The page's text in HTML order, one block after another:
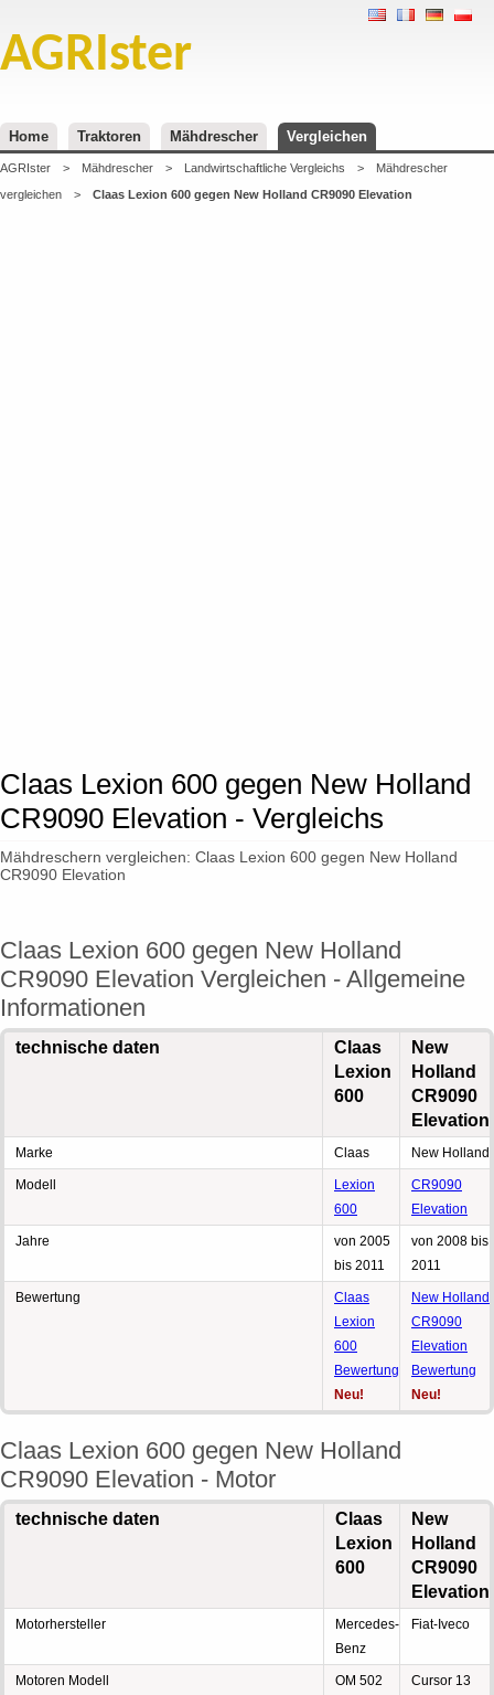
AGRIster
Home Traktoren Mähdrescher Vergleichen
AGRIster > Mähdrescher > Landwirtschaftliche Vergleichs >
Mähdrescher
vergleichen
> Claas Lexion 600 gegen New Holland CR9090 Elevation
Claas Lexion 600 gegen New Holland
CR9090 Elevation - Vergleichs
Mähdreschern vergleichen: Claas Lexion 600 gegen New Holland
CR9090 Elevation
Claas Lexion 600 gegen New Holland
CR9090 Elevation Vergleichen - Allgemeine
Informationen
technische daten
Claas
Lexion
600
New
Holland
CR9090
Elevation
Marke Claas New Holland
Modell
Lexion
600
CR9090
Elevation
Jahre
von 2005
bis 2011
von 2008 bis
2011
Bewertung
Claas
Lexion
600
Bewertung
Neu!
New Holland
CR9090
Elevation
Bewertung
Neu!
Claas Lexion 600 gegen New Holland
CR9090 Elevation - Motor
technische daten
Claas
Lexion
600
New
Holland
CR9090
Elevation
Motorhersteller
Mercedes-
Benz
Fiat-Iveco
Motoren Modell
OM 502
Cursor 13